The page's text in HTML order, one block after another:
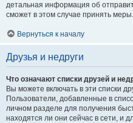
детальная информация об
сможет в этом случае принять меры.
Вернуться к началу
Друзья и недруги
Что означают списки друзей и
Вы можете включать в эти списки
Пользователи, добавленные в
личном разделе для получения
находятся ли они сейчас в сети, и